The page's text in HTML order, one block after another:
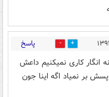
0 پاسخ
انگار کاری نمیکنیم داعش
بر نمیاد اگه اینا جون